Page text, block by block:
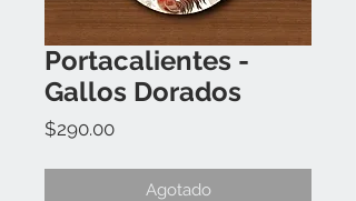
Portacalientes -
Gallos Dorados
$290.00Precio
Agotado